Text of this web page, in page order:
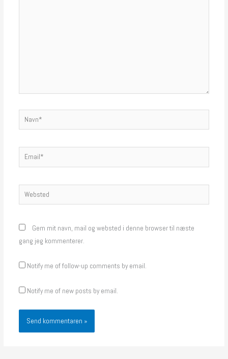
Navn*
Email*
Websted
Gem mit navn, mail og websted i denne browser til næste
gang jeg kommenterer.
Notify me of follow-up comments by email.
Notify me of new posts by email.